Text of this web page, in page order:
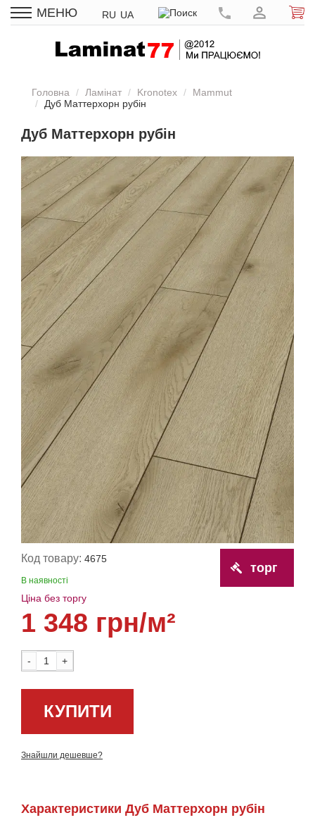
МЕНЮ RU UA
Головна Ламінат Kronotex
Mammut
Дуб Маттерхорн рубін
Дуб Маттерхорн рубін
Код товару: 4675
В наявності
Ціна без торгу
1 348 грн/м²
торг
- +
КУПИТИ
Знайшли дешевше?
Характеристики Дуб Маттерхорн рубін